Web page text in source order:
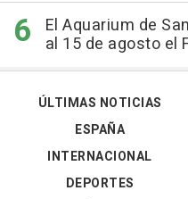
El Aquarium de
al 15 de agosto el
ÚLTIMAS NOTICIAS
ESPAÑA
INTERNACIONAL
DEPORTES